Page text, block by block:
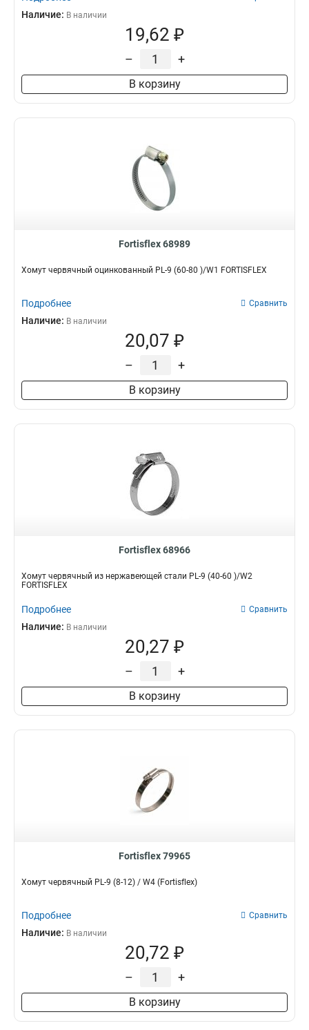
Наличие: В наличии
19,62 ₽
– +
В корзину
Fortisflex 68989
Хомут червячный оцинкованный PL-9 (60-80 )/W1 FORTISFLEX
Подробнее Сравнить
Наличие: В наличии
20,07 ₽
– +
В корзину
Fortisflex 68966
Хомут червячный из нержавеющей стали PL-9 (40-60 )/W2
FORTISFLEX
Подробнее Сравнить
Наличие: В наличии
20,27 ₽
– +
В корзину
Fortisflex 79965
Хомут червячный PL-9 (8-12) / W4 (Fortisflex)
Подробнее Сравнить
Наличие: В наличии
20,72 ₽
– +
В корзину